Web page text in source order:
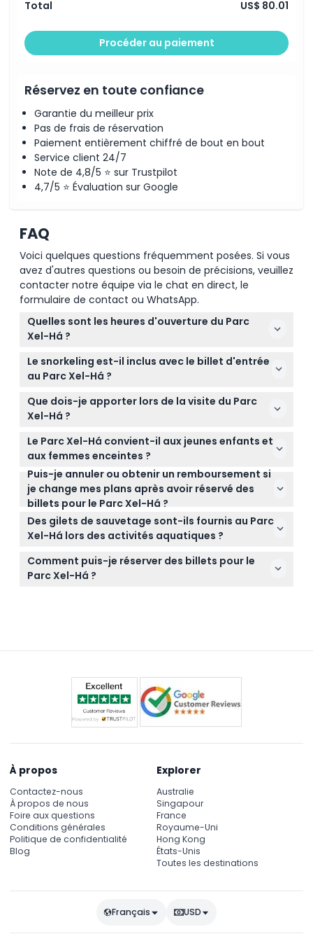
Total US$ 80.01
Procéder au paiement
Réservez en toute confiance
Garantie du meilleur prix
Pas de frais de réservation
Paiement entièrement chiffré de bout en bout
Service client 24/7
Note de 4,8/5 ⭐ sur Trustpilot
4,7/5 ⭐ Évaluation sur Google
FAQ
Voici quelques questions fréquemment posées. Si vous
avez d'autres questions ou besoin de précisions, veuillez
contacter notre équipe via le chat en direct, le
formulaire de contact ou WhatsApp.
Quelles sont les heures d'ouverture du Parc
Xel-Há ?
Le Parc Xel-Há est ouvert tous les jours de 8h30 à
18h00 (sous réserve de modifications — veuillez
Le snorkeling est-il inclus avec le billet d'entrée
au Parc Xel-Há ?
Oui, le snorkeling illimité avec utilisation du matériel
est inclus avec votre billet d'entrée.
Que dois-je apporter lors de la visite du Parc
Xel-Há ?
Nous recommandons d'apporter une crème solaire
biodégradable confortable et des chaussures d'eau
comme la nourriture, les boissons et le matériel de
snorkeling est inclus.
Le Parc Xel-Há convient-il aux jeunes enfants et
aux femmes enceintes ?
Le parc convient aux enfants âgés de 5 ans et plus,
mais certaines activités ne sont pas
recommandées pour les très jeunes enfants, et les
femmes enceintes doivent éviter les attractions
physiques et aquatiques.
Puis-je annuler ou obtenir un remboursement si
je change mes plans après avoir réservé des
billets pour le Parc Xel-Há ?
Non, les annulations, remboursements ou
modifications ne sont pas possibles une fois votre
Des gilets de sauvetage sont-ils fournis au Parc
Xel-Há lors des activités aquatiques ?
Oui, les gilets de sauvetage sont obligatoires et
fournis pour toutes les activités aquatiques afin
Comment puis-je réserver des billets pour le
Parc Xel-Há ?
À propos
Contactez-nous
À propos de nous
Foire aux questions
Conditions générales
Politique de confidentialité
Blog
Explorer
Australie
Singapour
France
Royaume-Uni
Hong Kong
États-Unis
Toutes les destinations
Français USD